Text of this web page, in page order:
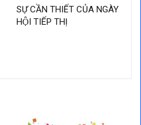
SỰ CẦN THIẾT CỦA NGÀY
HỘI TIẾP THỊ